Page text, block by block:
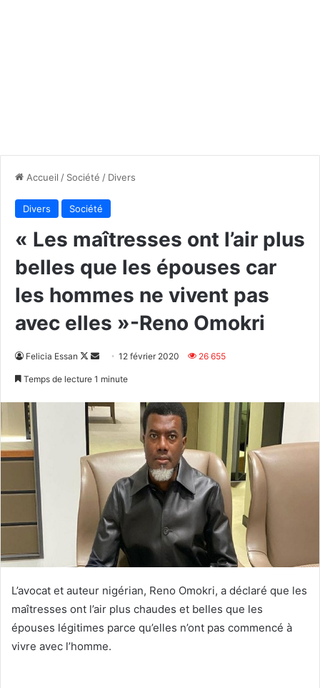
Accueil / Société / Divers
Divers Société
« Les maîtresses ont l’air plus
belles que les épouses car
les hommes ne vivent pas
avec elles »-Reno Omokri
Felicia Essan
Follow
Envoyer12 février 2020 26 655
Temps de lecture 1 minute
L’avocat et auteur nigérian, Reno Omokri, a déclaré que les
maîtresses ont l’air plus chaudes et belles que les
épouses légitimes parce qu’elles n’ont pas commencé à
vivre avec l’homme.